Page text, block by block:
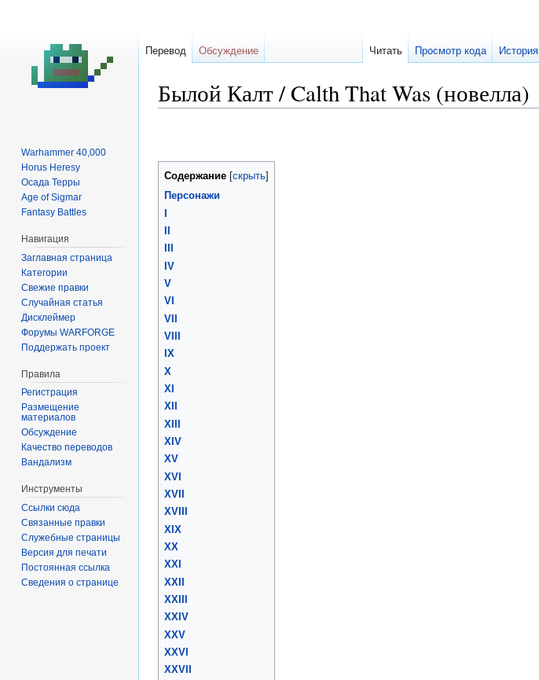
Былой Калт / Calth That Was (новелла)
навигации
поиску
Содержание
Персонажи
IV
V
VI
VII
VIII
IX
X
XI
XII
XIII
XIV
XV
XVI
XVII
XVIII
XIX
XX
XXI
XXII
XXIII
XXIV
XXV
XXVI
XXVII
Перевод Обсуждение Читать Просмотр кода История
Warhammer 40,000
Horus Heresy
Осада Терры
Age of Sigmar
Fantasy Battles
Навигация
Заглавная страница
Категории
Свежие правки
Случайная статья
Дисклеймер
Форумы WARFORGE
Поддержать проект
Правила
Регистрация
Размещение
материалов
Обсуждение
Качество переводов
Вандализм
Инструменты
Ссылки сюда
Связанные правки
Служебные страницы
Версия для печати
Постоянная ссылка
Сведения о странице